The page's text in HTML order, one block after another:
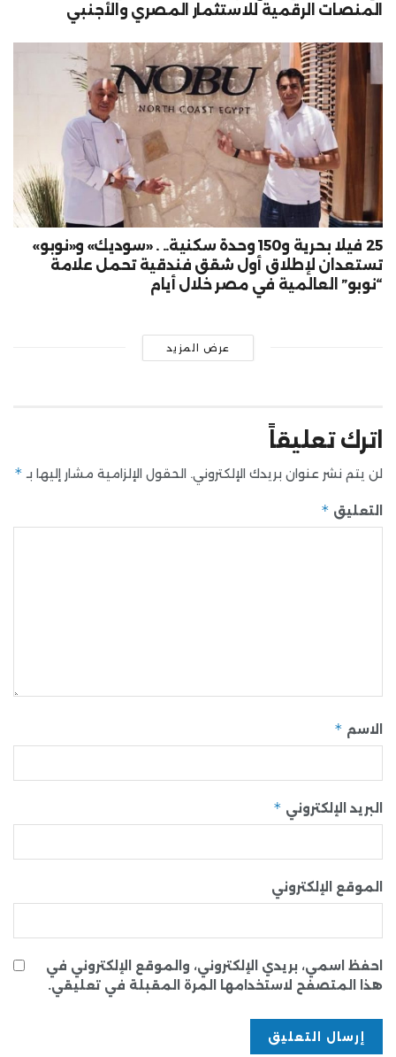
المنصات الرقمية للاستثمار المصري والأجنبي
25 فيلا بحرية و150 وحدة سكنية.. . «سوديك» و«نوبو»
تستعدان لإطلاق أول شقق فندقية تحمل علامة
“نوبو” العالمية في مصر خلال أيام
عرض المزيد
اترك تعليقاً
لن يتم نشر عنوان بريدك الإلكتروني. الحقول الإلزامية مشار إليها بـ *
التعليق *
الاسم *
البريد الإلكتروني *
الموقع الإلكتروني
احفظ اسمي، بريدي الإلكتروني، والموقع الإلكتروني في
هذا المتصفح لاستخدامها المرة المقبلة في تعليقي.